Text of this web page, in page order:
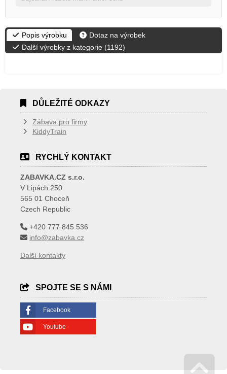
Popis výrobku
Dotaz na výrobek
Další výrobky z kategorie (1192)
DŮLEŽITÉ ODKAZY
Zábava pro firmy
KiddyTrain
RYCHLÝ KONTAKT
ZABAVKA.CZ s.r.o.
V Lipách 250
565 01 Choceň
Czech Republic
+420 777 845 536
info@zabavka.cz
Další kontakty
SPOJTE SE S NÁMI
Facebook
Youtube